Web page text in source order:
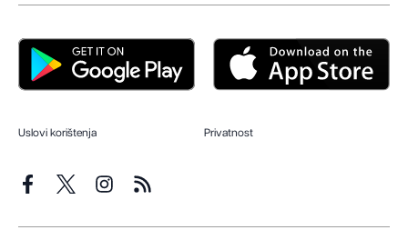
Uslovi korištenja Privatnost